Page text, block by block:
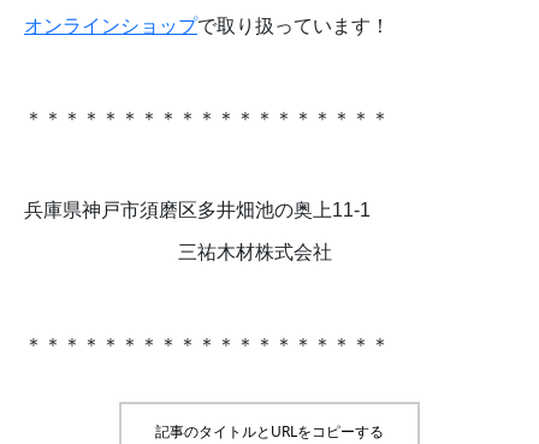
オンラインショップで取り扱っています！
＊＊＊＊＊＊＊＊＊＊＊＊＊＊＊＊＊＊＊
兵庫県神戸市須磨区多井畑池の奥上11-1
三祐木材株式会社
＊＊＊＊＊＊＊＊＊＊＊＊＊＊＊＊＊＊＊
記事のタイトルとURLをコピーする